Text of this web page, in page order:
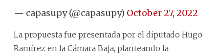
— capasupy (@capasupy) October 27, 2022
La propuesta fue presentada por el diputado Hugo
Ramírez en la Cámara Baja, planteando la